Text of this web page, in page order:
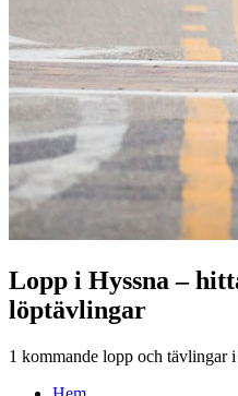
Lopp i Hyssna –
löptävlingar
1 kommande lopp och tävlingar